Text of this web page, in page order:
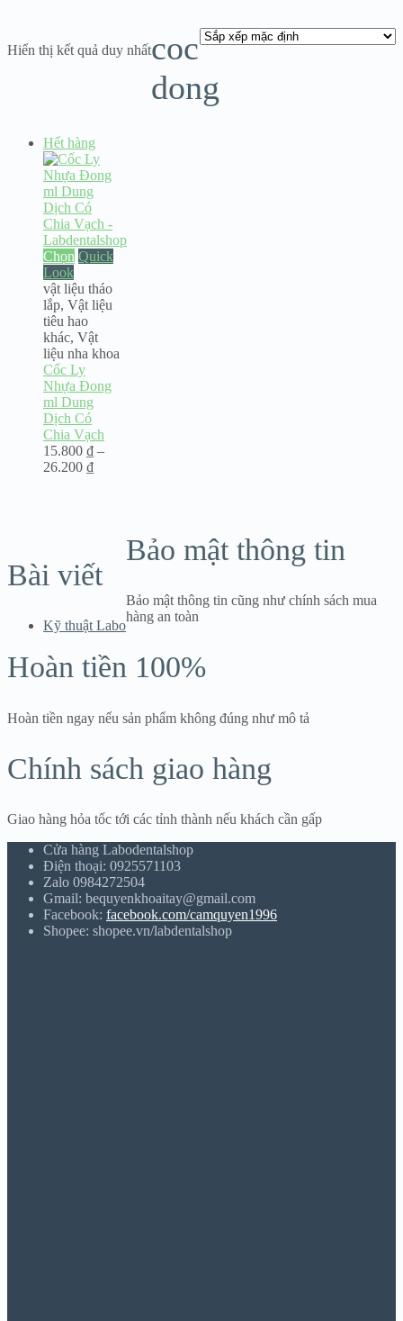
Hiển thị kết quả duy nhấtcoc
dong
Hết hàng
Chọn Quick
Look
vật liệu tháo
lắp, Vật liệu
tiêu hao
khác, Vật
liệu nha khoa
Cốc Ly
Nhựa Đong
ml Dung
Dịch Có
Chia Vạch
15.800 ₫ –
26.200 ₫Khoảng
26.200 ₫
Bài viết
Kỹ thuật Labo
Bảo mật thông tin
Bảo mật thông tin cũng như chính sách mua
hàng an toàn
Hoàn tiền 100%
Hoàn tiền ngay nếu sản phẩm không đúng như mô tả
Chính sách giao hàng
Giao hàng hỏa tốc tới các tỉnh thành nếu khách cần gấp
Cửa hàng Labodentalshop
Điện thoại: 0925571103
Zalo 0984272504
Gmail: bequyenkhoaitay@gmail.com
Facebook: facebook.com/camquyen1996
Shopee: shopee.vn/labdentalshop